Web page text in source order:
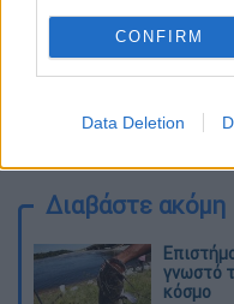
CONFIRM
Data Deletion
Διαβάστε ακόμη
γνωστό
κόσμο